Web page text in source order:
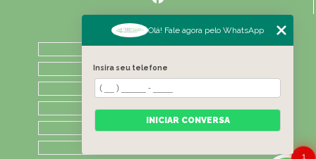
MENU
HOME
QUEM SOMOS
ATIVIDADES
CONTATO
1
Olá! Fale agora pelo WhatsApp
Insira seu telefone
INICIAR CONVERSA